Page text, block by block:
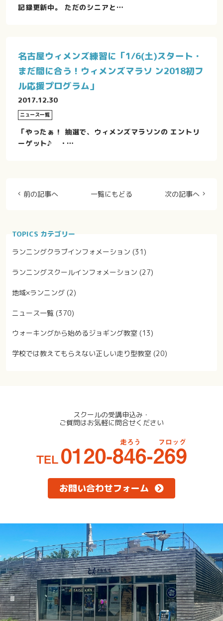
記録更新中。 ただのシニアと…
名古屋ウィメンズ練習に「1/6(土)スタート・
まだ間に合う！ウィメンズマラソ ン2018初フ
ル応援プログラム」
2017.12.30
ニュース一覧
「やったぁ！ 抽選で、ウィメンズマラソンの エントリ
ーゲット♪ ・…
前の記事へ 一覧にもどる 次の記事へ
TOPICS カテゴリー
ランニングクラブインフォメーション (31)
ランニングスクールインフォメーション (27)
地域×ランニング(2)
ニュース一覧 (370)
ウォーキングから始めるジョギング教室 (13)
学校では教えてもらえない正しい走り型教室 (20)
スクールの受講申込み・
ご質問はお気軽に問合せください
お問い合わせフォーム